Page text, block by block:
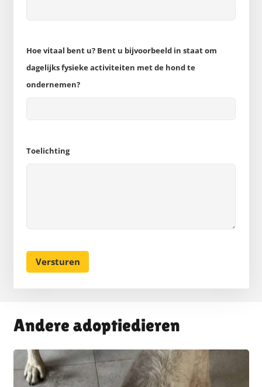
Hoe vitaal bent u? Bent u bijvoorbeeld in staat om
dagelijks fysieke activiteiten met de hond te
ondernemen?
Toelichting
Andere adoptiedieren